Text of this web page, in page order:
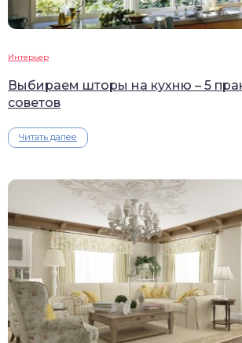
Интерьер
Выбираем шторы на кухню – 5
советов
Читать далее